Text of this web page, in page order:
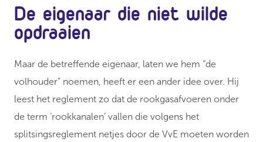
De eigenaar die niet wilde
opdraaien
Maar de betreffende eigenaar, laten we hem “de
volhouder” noemen, heeft er een ander idee over. Hij
leest het reglement zo dat de rookgasafvoeren onder
de term ‘rookkanalen’ vallen die volgens het
splitsingsreglement netjes door de VvE moeten worden